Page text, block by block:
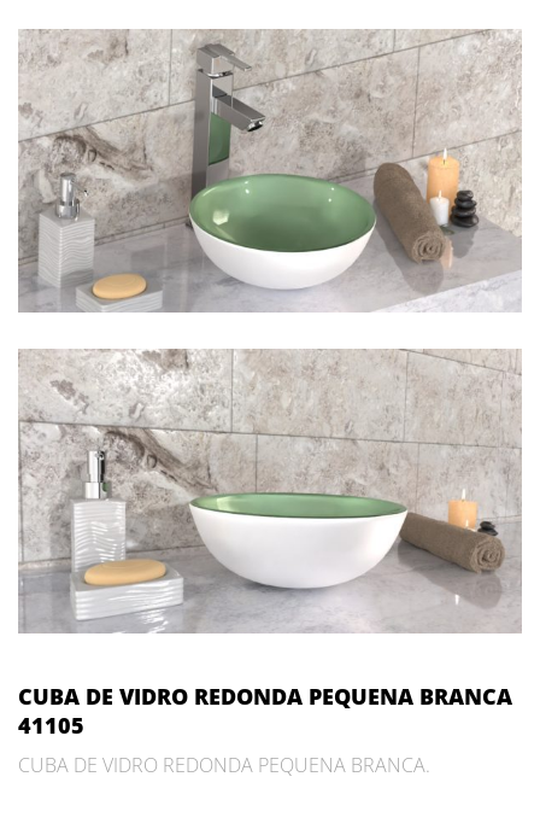
CUBA DE VIDRO REDONDA PEQUENA BRANCA
41105
CUBA DE VIDRO REDONDA PEQUENA BRANCA.